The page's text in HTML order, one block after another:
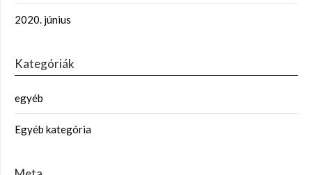
2020. június
Kategóriák
egyéb
Egyéb kategória